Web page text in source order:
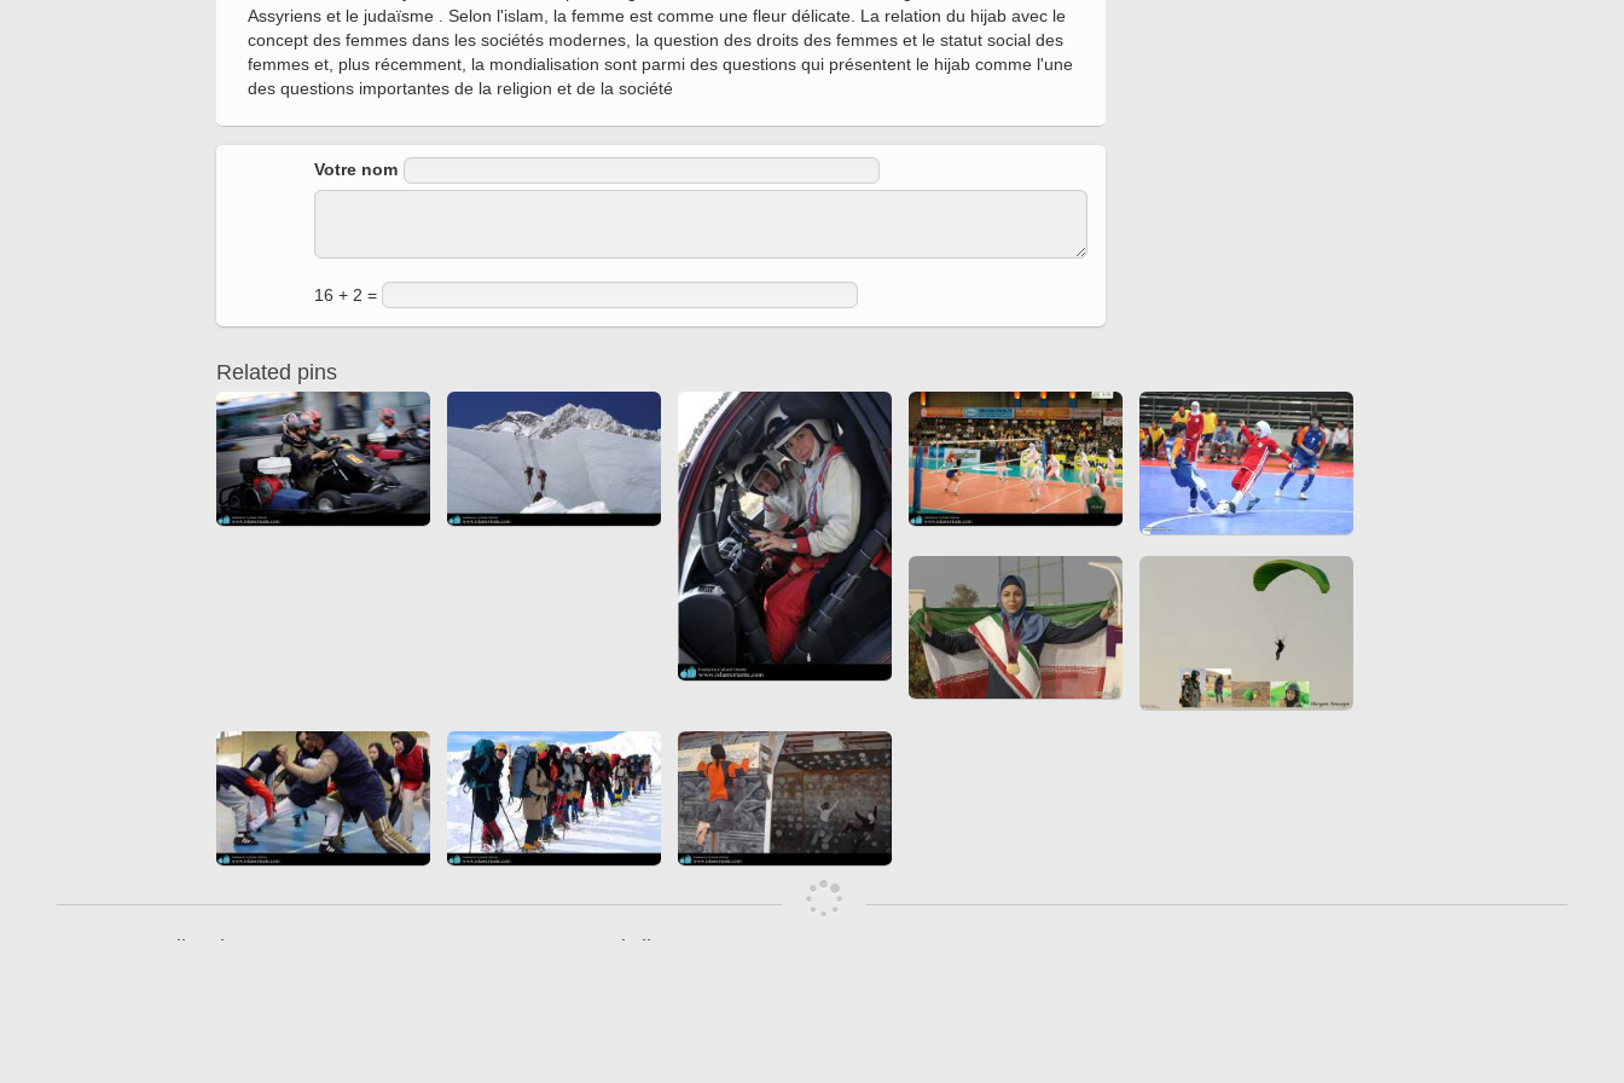
Ferdowsi
(Ed. Shah Tahmasbi)
Vignettes de " Shahname
de Ferdowsi " (Ed.
Baysanqori )
Miniatures of other
collections fo Shahname by
Ferdowsi
Miniature in Mural
Antique editions of the Holy
Quran from early times to
XIII hiyri (XIX d.C).
Assyriens et le judaïsme . Selon l'islam, la femme est comme une fleur délicate. La relation du hijab avec le
concept des femmes dans les sociétés modernes, la question des droits des femmes et le statut social des
femmes et, plus récemment, la mondialisation sont parmi des questions qui présentent le hijab comme l'une
des questions importantes de la religion et de la société
Votre nom
16 + 2 =
Related pins
Aplicaciones
piwik